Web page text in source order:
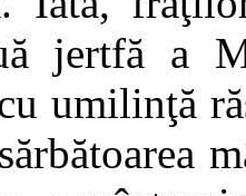
jertfă a
umilinţă